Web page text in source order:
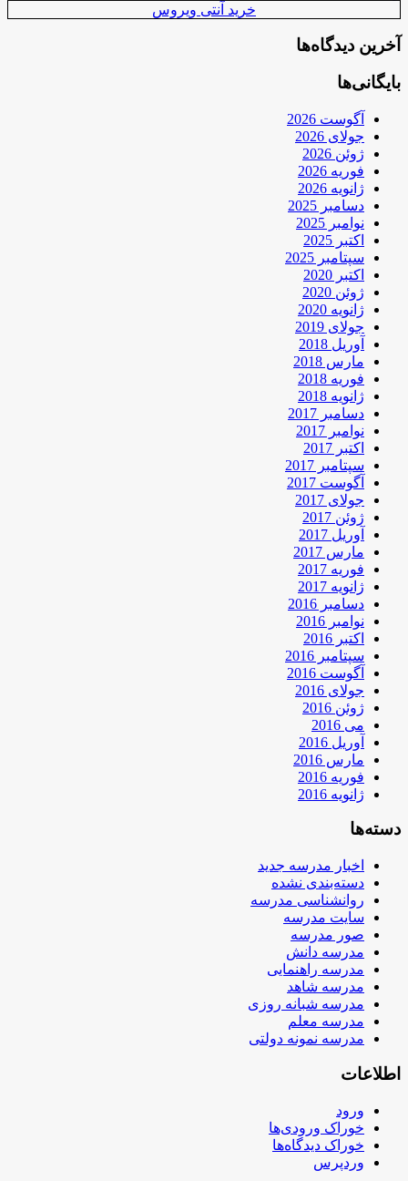
خرید آنتی ویروس
آخرین دیدگاه‌ها
بایگانی‌ها
آگوست 2026
جولای 2026
ژوئن 2026
فوریه 2026
ژانویه 2026
دسامبر 2025
نوامبر 2025
اکتبر 2025
سپتامبر 2025
اکتبر 2020
ژوئن 2020
ژانویه 2020
جولای 2019
آوریل 2018
مارس 2018
فوریه 2018
ژانویه 2018
دسامبر 2017
نوامبر 2017
اکتبر 2017
سپتامبر 2017
آگوست 2017
جولای 2017
ژوئن 2017
آوریل 2017
مارس 2017
فوریه 2017
ژانویه 2017
دسامبر 2016
نوامبر 2016
اکتبر 2016
سپتامبر 2016
آگوست 2016
جولای 2016
ژوئن 2016
می 2016
آوریل 2016
مارس 2016
فوریه 2016
ژانویه 2016
دسته‌ها
اخبار مدرسه جدید
دسته‌بندی نشده
روانشناسی مدرسه
سایت مدرسه
صور مدرسه
مدرسه دانش
مدرسه راهنمایی
مدرسه شاهد
مدرسه شبانه روزی
مدرسه معلم
مدرسه نمونه دولتی
اطلاعات
ورود
خوراک ورودی‌ها
خوراک دیدگاه‌ها
وردپرس